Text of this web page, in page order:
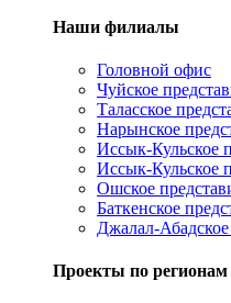
Наши филиалы
Головной офис
Чуйское
Таласское
Нарынское
Иссык-Кульское
Иссык-Кульское
Ошское
Баткенское
Джалал-Абадское
Проекты по регионам